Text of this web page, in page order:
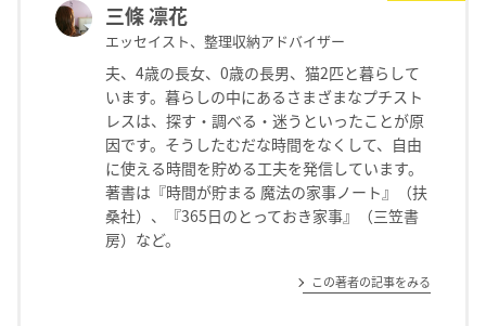
三條 凛花
エッセイスト、整理収納アドバイザー
夫、4歳の長女、0歳の長男、猫2匹と暮らして
います。暮らしの中にあるさまざまなプチスト
レスは、探す・調べる・迷うといったことが原
因です。そうしたむだな時間をなくして、自由
に使える時間を貯める工夫を発信しています。
著書は『時間が貯まる 魔法の家事ノート』（扶
桑社）、『365日のとっておき家事』（三笠書
房）など。
この著者の記事をみる